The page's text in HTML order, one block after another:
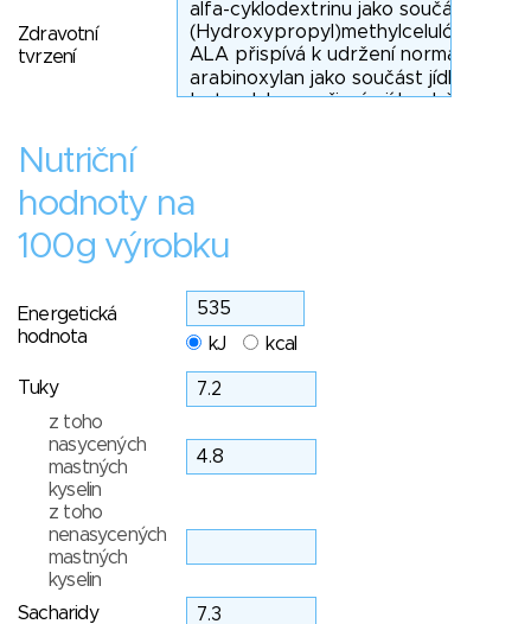
Zdravotní
tvrzení
Nutriční
hodnoty na
100g výrobku
Energetická
hodnota
kJ kcal
Tuky
z toho
nasycených
mastných
kyselin
z toho
nenasycených
mastných
kyselin
Sacharidy